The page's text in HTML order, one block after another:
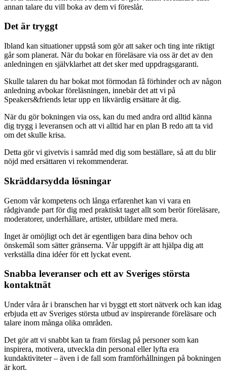
annan talare du vill boka av dem vi föreslår.
Det är tryggt
Ibland kan situationer uppstå som gör att saker och ting inte riktigt
går som planerat. När du bokar en föreläsare via oss är det av den
anledningen en självklarhet att det sker med uppdragsgaranti.
Skulle talaren du har bokat mot förmodan få förhinder och av någon
anledning avbokar föreläsningen, innebär det att vi på
Speakers&friends letar upp en likvärdig ersättare åt dig.
När du gör bokningen via oss, kan du med andra ord alltid känna
dig trygg i leveransen och att vi alltid har en plan B redo att ta vid
om det skulle krisa.
Detta gör vi givetvis i samråd med dig som beställare, så att du blir
nöjd med ersättaren vi rekommenderar.
Skräddarsydda lösningar
Genom vår kompetens och långa erfarenhet kan vi vara en
rådgivande part för dig med praktiskt taget allt som berör föreläsare,
moderatorer, underhållare, artister, utbildare med mera.
Inget är omöjligt och det är egentligen bara dina behov och
önskemål som sätter gränserna. Vår uppgift är att hjälpa dig att
verkställa dina idéer för ett lyckat event.
Snabba leveranser och ett av Sveriges största
kontaktnät
Under våra år i branschen har vi byggt ett stort nätverk och kan idag
erbjuda ett av Sveriges största utbud av inspirerande föreläsare och
talare inom många olika områden.
Det gör att vi snabbt kan ta fram förslag på personer som kan
inspirera, motivera, utveckla din personal eller lyfta era
kundaktiviteter – även i de fall som framförhållningen på bokningen
är kort.